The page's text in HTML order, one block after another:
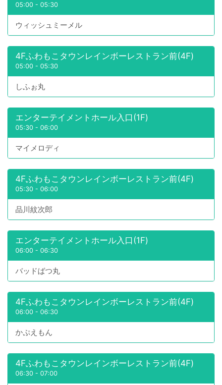
05:00 - 05:30
ウィッシュミーメル
4Fふわもこタウンレインボーレストラン前(4F)
05:00 - 05:30
しふぉ丸
エンターテイメントホール入口(1F)
05:30 - 06:00
マイメロディ
4Fふわもこタウンレインボーレストラン前(4F)
05:30 - 06:00
品川紋次郎
エンターテイメントホール入口(1F)
06:00 - 06:30
バッドばつ丸
4Fふわもこタウンレインボーレストラン前(4F)
06:00 - 06:30
かぷえもん
4Fふわもこタウンレインボーレストラン前(4F)
06:30 - 07:00